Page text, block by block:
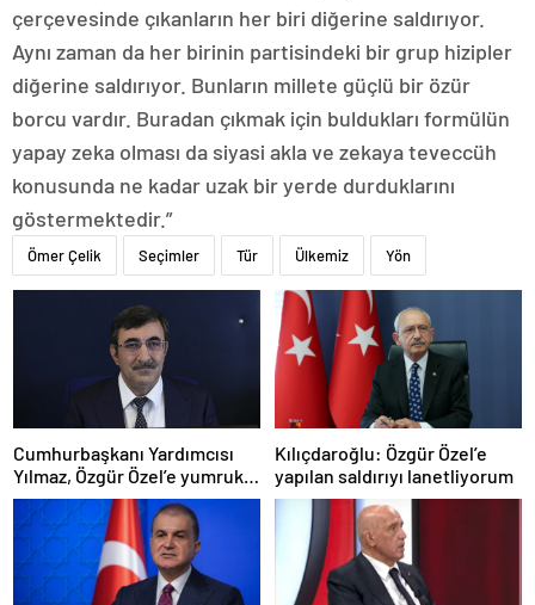
çerçevesinde çıkanların her biri diğerine saldırıyor.
Aynı zaman da her birinin partisindeki bir grup hizipler
diğerine saldırıyor. Bunların millete güçlü bir özür
borcu vardır. Buradan çıkmak için buldukları formülün
yapay zeka olması da siyasi akla ve zekaya teveccüh
konusunda ne kadar uzak bir yerde durduklarını
göstermektedir.”
Ömer Çelik Seçimler Tür Ülkemiz Yön
Cumhurbaşkanı Yardımcısı
Yılmaz, Özgür Özel’e yumruklu
saldırıyı kınadı
Kılıçdaroğlu: Özgür Özel’e
yapılan saldırıyı lanetliyorum